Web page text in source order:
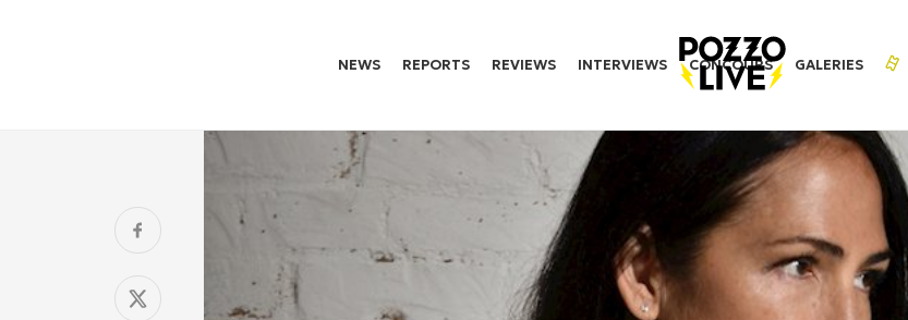
NEWS REPORTS REVIEWS INTERVIEWS CONCOURS GALERIES